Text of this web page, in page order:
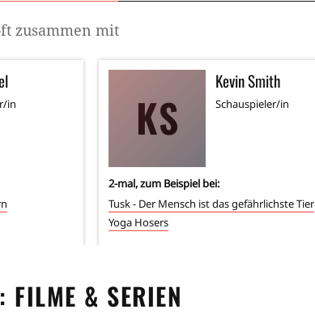
zusammen mit
in KS
Kevin Smith
Schauspieler/in
2-mal, zum Beispiel bei:
Tusk - Der Mensch ist das gefährlichste Tier
Yoga Hosers
: FILME & SERIEN